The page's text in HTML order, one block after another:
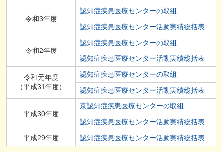
令和3年度
認知症疾患医療センターの取組
認知症疾患医療センター活動実績総括表
令和2年度
認知症疾患医療センターの取組
認知症疾患医療センター活動実績総括表
令和元年度
（平成31年度）
認知症疾患医療センターの取組
認知症疾患医療センター活動実績総括表
平成30年度
京認知症疾患医療センターの取組
認知症疾患医療センター活動実績総括表
平成29年度
認知症疾患医療センター活動実績総括表